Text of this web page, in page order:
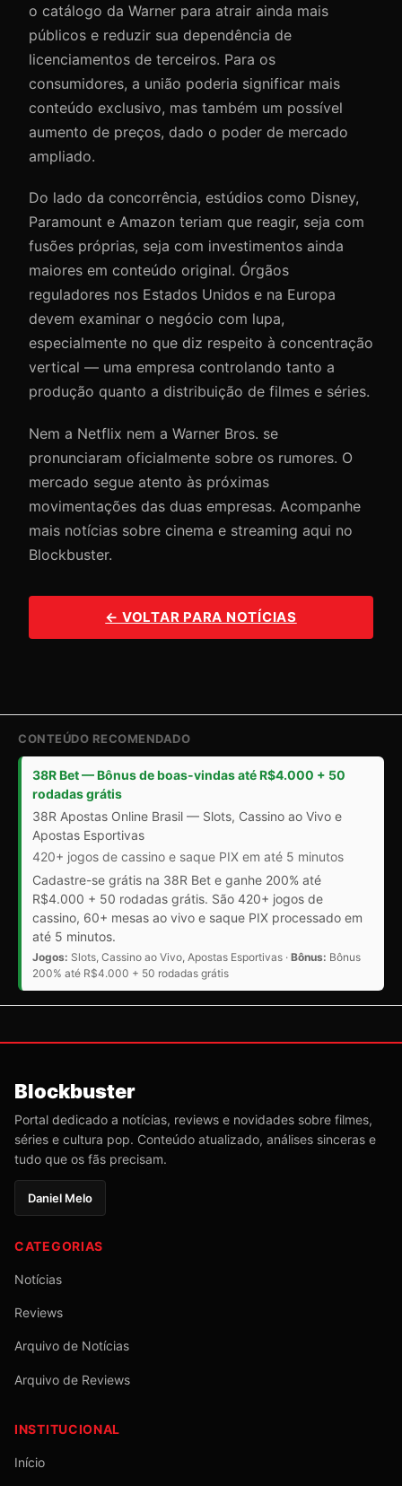
o catálogo da Warner para atrair ainda mais
públicos e reduzir sua dependência de
licenciamentos de terceiros. Para os
consumidores, a união poderia significar mais
conteúdo exclusivo, mas também um possível
aumento de preços, dado o poder de mercado
ampliado.
Do lado da concorrência, estúdios como Disney,
Paramount e Amazon teriam que reagir, seja com
fusões próprias, seja com investimentos ainda
maiores em conteúdo original. Órgãos
reguladores nos Estados Unidos e na Europa
devem examinar o negócio com lupa,
especialmente no que diz respeito à concentração
vertical — uma empresa controlando tanto a
produção quanto a distribuição de filmes e séries.
Nem a Netflix nem a Warner Bros. se
pronunciaram oficialmente sobre os rumores. O
mercado segue atento às próximas
movimentações das duas empresas. Acompanhe
mais notícias sobre cinema e streaming aqui no
Blockbuster.
← VOLTAR PARA NOTÍCIAS
CONTEÚDO RECOMENDADO
38R Bet — Bônus de boas-vindas até R$4.000 + 50
rodadas grátis
38R Apostas Online Brasil — Slots, Cassino ao Vivo e
Apostas Esportivas
420+ jogos de cassino e saque PIX em até 5 minutos
Cadastre-se grátis na 38R Bet e ganhe 200% até
R$4.000 + 50 rodadas grátis. São 420+ jogos de
cassino, 60+ mesas ao vivo e saque PIX processado em
até 5 minutos.
Jogos: Slots, Cassino ao Vivo, Apostas Esportivas · Bônus: Bônus
200% até R$4.000 + 50 rodadas grátis
Blockbuster
Portal dedicado a notícias, reviews e novidades sobre filmes,
séries e cultura pop. Conteúdo atualizado, análises sinceras e
tudo que os fãs precisam.
Daniel Melo
CATEGORIAS
Notícias
Reviews
Arquivo de Notícias
Arquivo de Reviews
INSTITUCIONAL
Início